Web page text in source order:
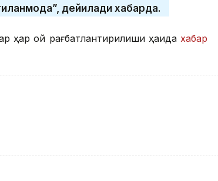
дейилади хабарда.
ҳар ой рағбатлантирилиши ҳақида хабар